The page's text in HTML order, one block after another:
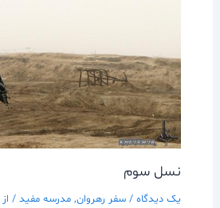
نسل سوم
یک دیدگاه / سفر رهروان, مدرسه مفيد/ از